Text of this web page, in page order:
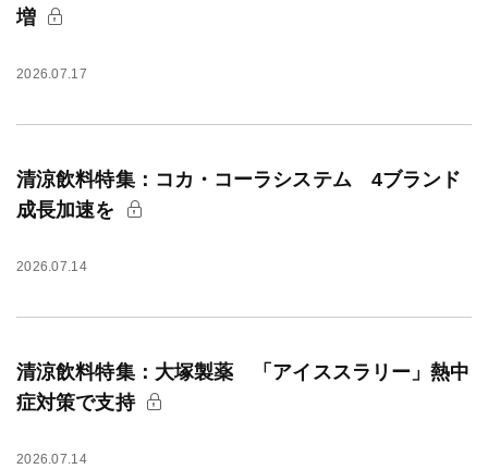
増
2026.07.17
清涼飲料特集：コカ・コーラシステム 4ブランド
成長加速を
2026.07.14
清涼飲料特集：大塚製薬 「アイススラリー」熱中
症対策で支持
2026.07.14